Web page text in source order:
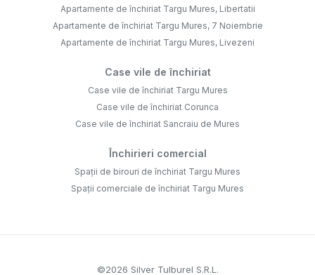
Apartamente de închiriat Targu Mures, Libertatii
Apartamente de închiriat Targu Mures, 7 Noiembrie
Apartamente de închiriat Targu Mures, Livezeni
Case vile de închiriat
Case vile de închiriat Targu Mures
Case vile de închiriat Corunca
Case vile de închiriat Sancraiu de Mures
Închirieri comercial
Spații de birouri de închiriat Targu Mures
Spații comerciale de închiriat Targu Mures
©2026 Silver Tulburel S.R.L.